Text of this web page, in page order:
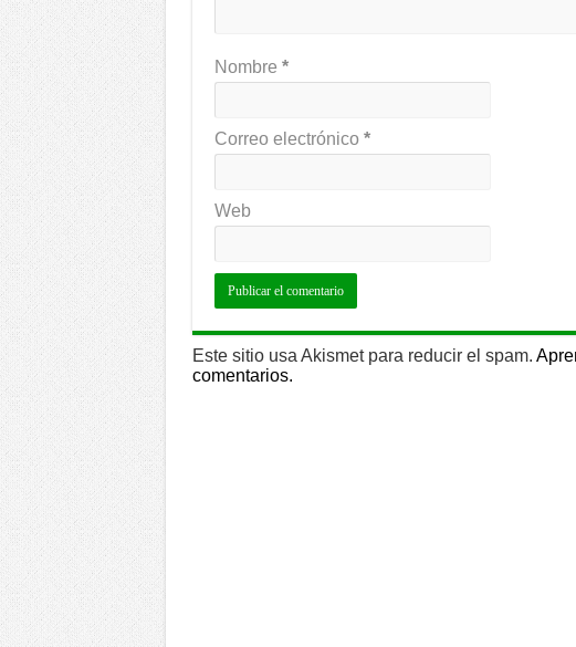
Nombre *
Correo electrónico *
Web
Este sitio usa Akismet para reducir el spam.
comentarios.